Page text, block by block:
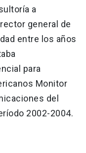
a
general de
entre los años
para
Monitor
del
2002-2004.